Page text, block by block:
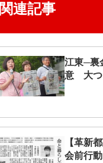
関連記事
江東─裏
意 大つ
【革新
会前行